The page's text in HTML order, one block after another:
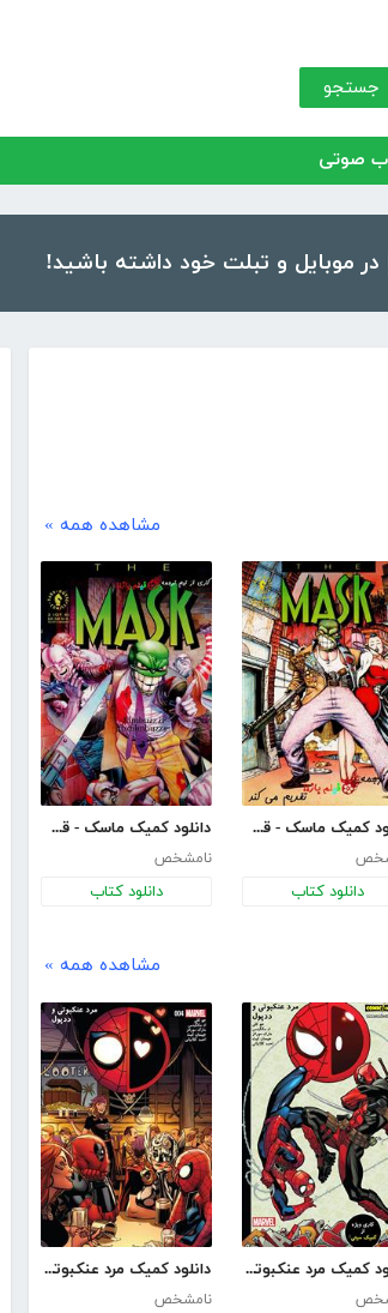
جستجو
صوتی
مشاهده همه »
دانلود کمیک ماسک - قسمت سوم
دانلود کتاب
دانلود کمیک ماسک - قسمت چهارم
نامشخص
دانلود کتاب
مشاهده همه »
دانلود کمیک مرد عنکبوتی و ددپول - قسمت اول دانلود کمیک مرد عنکبوتی و ددپول - قسمت چهارم
نامشخص